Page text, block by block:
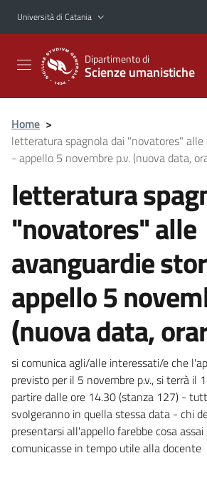
Vai al contenuto principale
Vai al menu di navigazione
Università di Catania
Dipartimento di
Scienze umanistiche
Home >
letteratura spagnola dai "novatores"
- appello 5 novembre p.v. (nuova data,
letteratura
"novatores" alle
avanguardie
appello 5
(nuova data,
si comunica agli/alle interessati/e che
previsto per il 5 novembre p.v., si terrà il
partire dalle ore 14.30 (stanza 127) -
svolgeranno in quella stessa data - chi
presentarsi all'appello farebbe cosa
comunicasse in tempo utile alla docente